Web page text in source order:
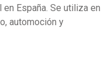
España. Se utiliza en
automoción y